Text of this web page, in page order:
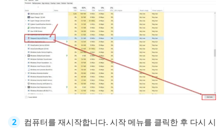
컴퓨터를 재시작합니다. 시작 메뉴를 클릭한 후 다시 시